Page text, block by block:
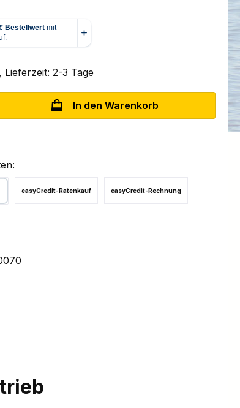
2-3 Tage
gewünschten Wert ein oder benutze die Schaltflächen
In den Warenkorb
easyCredit-Ratenkauf easyCredit-Rechnung